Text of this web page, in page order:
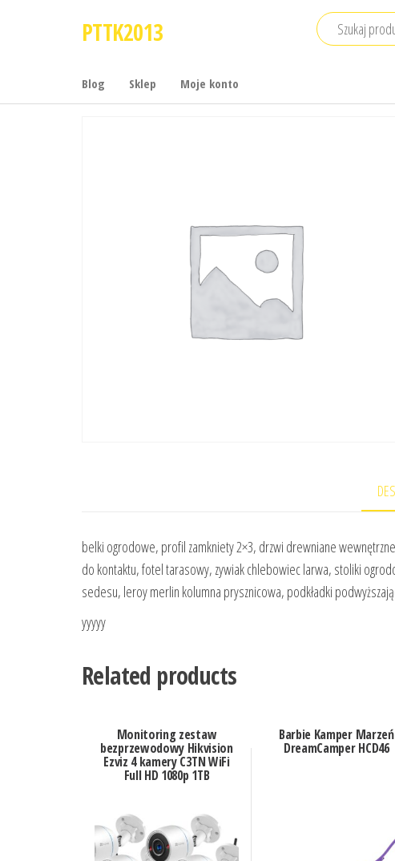
PTTK2013
Blog Sklep Moje konto
belki ogrodowe, profil zamkniety 2×3, drzwi drewniane
do kontaktu, fotel tarasowy, zywiak chlebowiec larwa, stoliki
sedesu, leroy merlin kolumna prysznicowa, podkładki
yyyyy
Related products
Monitoring zestaw
bezprzewodowy Hikvision
Ezviz 4 kamery C3TN WiFi
Full HD 1080p 1TB
Barbie Kamper Marzeń
DreamCamper HCD46